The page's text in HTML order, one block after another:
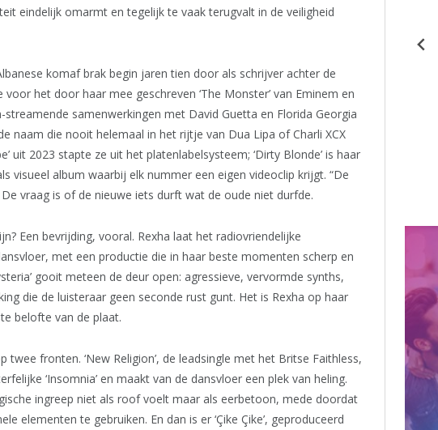
eindelijk omarmt en tegelijk te vaak terugvalt in de veiligheid
komaf brak begin jaren tien door als schrijver achter de
het door haar mee geschreven ‘The Monster’ van Eminem en
samenwerkingen met David Guetta en Florida Georgia
naam die nooit helemaal in het rijtje van Dua Lipa of Charli XCX
uit 2023 stapte ze uit het platenlabelsysteem; ‘Dirty Blonde’ is haar
visueel album waarbij elk nummer een eigen videoclip krijgt. “De
vraag is of de nieuwe iets durft wat de oude niet durfde.
Een bevrijding, vooral. Rexha laat het radiovriendelijke
met een productie die in haar beste momenten scherp en
gooit meteen de deur open: agressieve, vervormde synths,
die de luisteraar geen seconde rust gunt. Het is Rexha op haar
belofte van de plaat.
fronten. ‘New Religion’, de leadsingle met het Britse Faithless,
‘Insomnia’ en maakt van de dansvloer een plek van heling.
ingreep niet als roof voelt maar als eerbetoon, mede doordat
elementen te gebruiken. En dan is er ‘Çike Çike’, geproduceerd